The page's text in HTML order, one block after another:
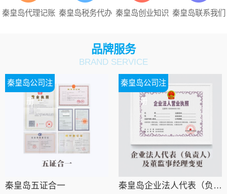
秦皇岛代理记账 秦皇岛税务代办 秦皇岛创业知识 秦皇岛联系我们
品牌服务
BRAND SERVICE
秦皇岛公司注
册
秦皇岛五证合一
秦皇岛公司注
册
秦皇岛企业法人代表（负责人）及董监事经理变更